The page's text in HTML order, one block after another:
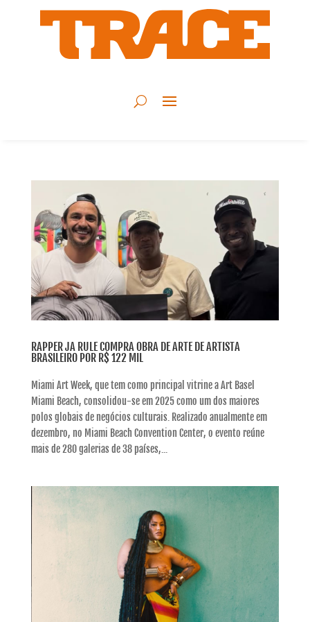
RAPPER JA RULE COMPRA OBRA DE ARTE DE ARTISTA
BRASILEIRO POR R$ 122 MIL
Miami Art Week, que tem como principal vitrine a Art Basel
Miami Beach, consolidou-se em 2025 como um dos maiores
polos globais de negócios culturais. Realizado anualmente em
dezembro, no Miami Beach Convention Center, o evento reúne
mais de 280 galerias de 38 países,...